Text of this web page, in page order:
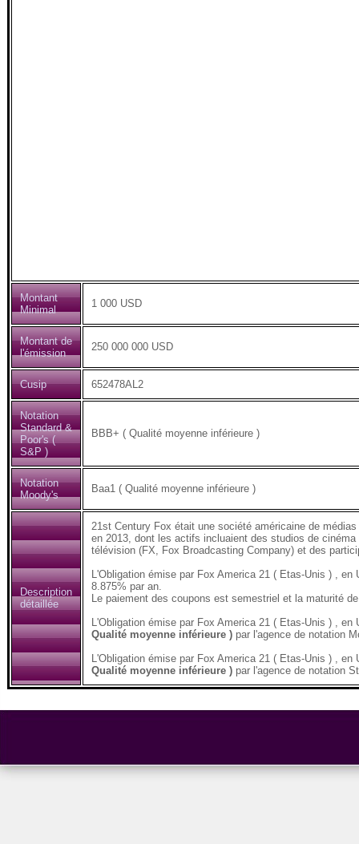
Montant
Minimal
1 000 USD
Montant de
l'émission
250 000 000 USD
Cusip 652478AL2
Notation
Standard &
Poor's (
S&P )
BBB+ ( Qualité moyenne inférieure )
Notation
Moody's
Baa1 ( Qualité moyenne inférieure )
Description
détaillée
21st Century Fox était une société américaine de
en 2013, dont les actifs incluaient des studios de
télévision (FX, Fox Broadcasting Company) et des
L'Obligation émise par Fox America 21 ( Etas-Unis ) ,
8.875% par an.
Le paiement des coupons est semestriel et la maturité
L'Obligation émise par Fox America 21 ( Etas-Unis ) ,
Qualité moyenne inférieure ) par l'agence de notation
L'Obligation émise par Fox America 21 ( Etas-Unis ) ,
Qualité moyenne inférieure ) par l'agence de notation